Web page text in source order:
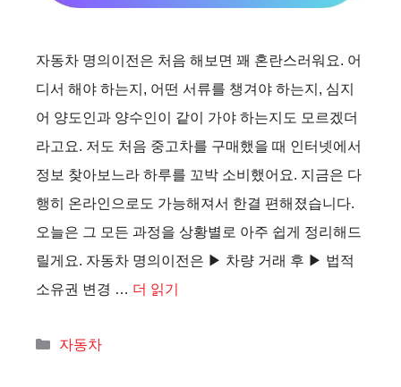
자동차 명의이전은 처음 해보면 꽤 혼란스러워요. 어
디서 해야 하는지, 어떤 서류를 챙겨야 하는지, 심지
어 양도인과 양수인이 같이 가야 하는지도 모르겠더
라고요. 저도 처음 중고차를 구매했을 때 인터넷에서
정보 찾아보느라 하루를 꼬박 소비했어요. 지금은 다
행히 온라인으로도 가능해져서 한결 편해졌습니다.
오늘은 그 모든 과정을 상황별로 아주 쉽게 정리해드
릴게요. 자동차 명의이전은 ▶ 차량 거래 후 ▶ 법적
소유권 변경 … 더 읽기
카
자동차